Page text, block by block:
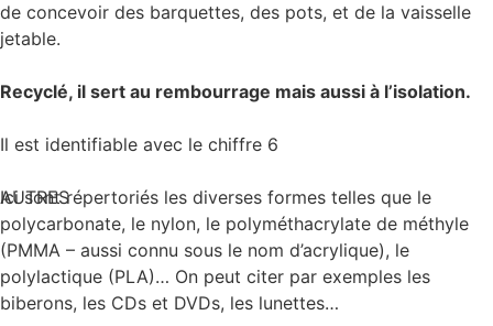
de concevoir des barquettes, des pots, et de la vaisselle
jetable.
Recyclé, il sert au rembourrage mais aussi à l’isolation.
Il est identifiable avec le chiffre 6
AUTRES
Ici sont répertoriés les diverses formes telles que le
polycarbonate, le nylon, le polyméthacrylate de méthyle
(PMMA – aussi connu sous le nom d’acrylique), le
polylactique (PLA)… On peut citer par exemples les
biberons, les CDs et DVDs, les lunettes…